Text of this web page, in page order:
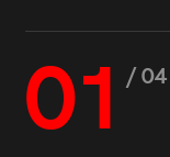
01 / 04